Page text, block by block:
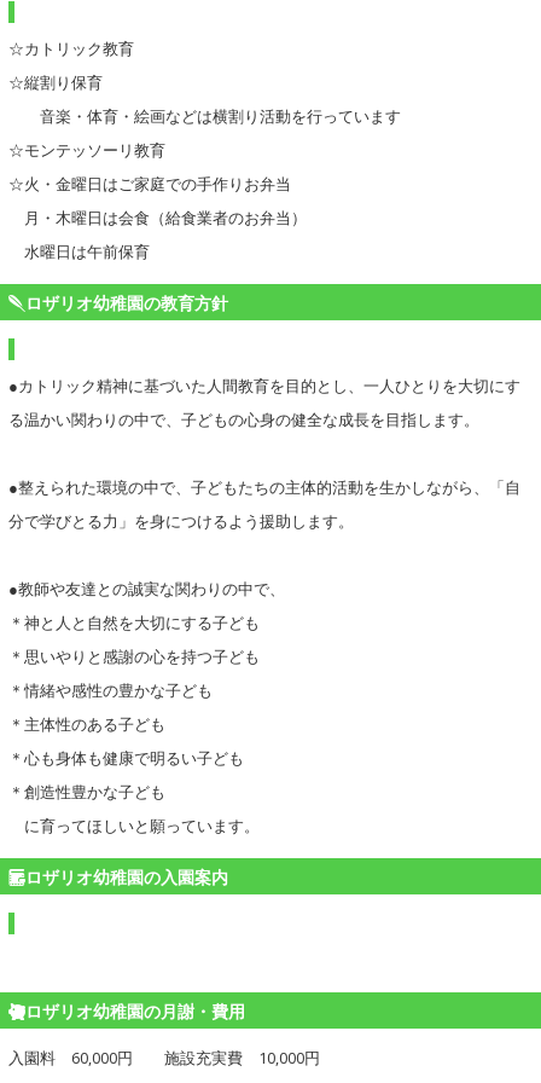
☆カトリック教育
☆縦割り保育
音楽・体育・絵画などは横割り活動を行っています
☆モンテッソーリ教育
☆火・金曜日はご家庭での手作りお弁当
月・木曜日は会食（給食業者のお弁当）
水曜日は午前保育
ロザリオ幼稚園の教育方針
●カトリック精神に基づいた人間教育を目的とし、一人ひとりを大切にす
る温かい関わりの中で、子どもの心身の健全な成長を目指します。
●整えられた環境の中で、子どもたちの主体的活動を生かしながら、「自
分で学びとる力」を身につけるよう援助します。
●教師や友達との誠実な関わりの中で、
＊神と人と自然を大切にする子ども
＊思いやりと感謝の心を持つ子ども
＊情緒や感性の豊かな子ども
＊主体性のある子ども
＊心も身体も健康で明るい子ども
＊創造性豊かな子ども
に育ってほしいと願っています。
ロザリオ幼稚園の入園案内
ロザリオ幼稚園の月謝・費用
入園料 60,000円 施設充実費 10,000円